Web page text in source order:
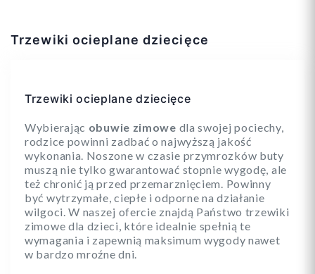
Trzewiki ocieplane dziecięce
Trzewiki ocieplane dziecięce
Wybierając obuwie zimowe dla swojej pociechy,
rodzice powinni zadbać o najwyższą jakość
wykonania. Noszone w czasie przymrozków buty
muszą nie tylko gwarantować stopnie wygodę, ale
też chronić ją przed przemarznięciem. Powinny
być wytrzymałe, ciepłe i odporne na działanie
wilgoci. W naszej ofercie znajdą Państwo trzewiki
zimowe dla dzieci, które idealnie spełnią te
wymagania i zapewnią maksimum wygody nawet
w bardzo mroźne dni.
23
Dodaj do koszyka Dodaj do koszyka